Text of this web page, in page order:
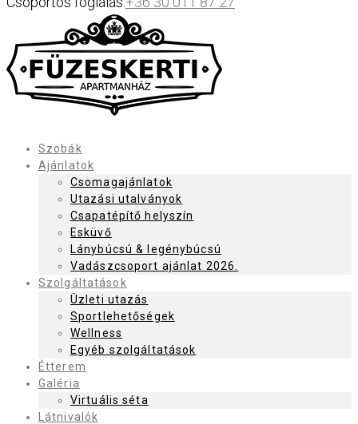
Szobák
Ajánlatok
Csomagajánlatok
Utazási utalványok
Csapatépítő helyszín
Esküvő
Lánybúcsú & legénybúcsú
Vadászcsoport ajánlat 2026.
Szolgáltatások
Üzleti utazás
Sportlehetőségek
Wellness
Egyéb szolgáltatások
Étterem
Galéria
Virtuális séta
Látnivalók